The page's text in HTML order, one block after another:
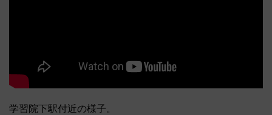
学習院下駅付近の様子。